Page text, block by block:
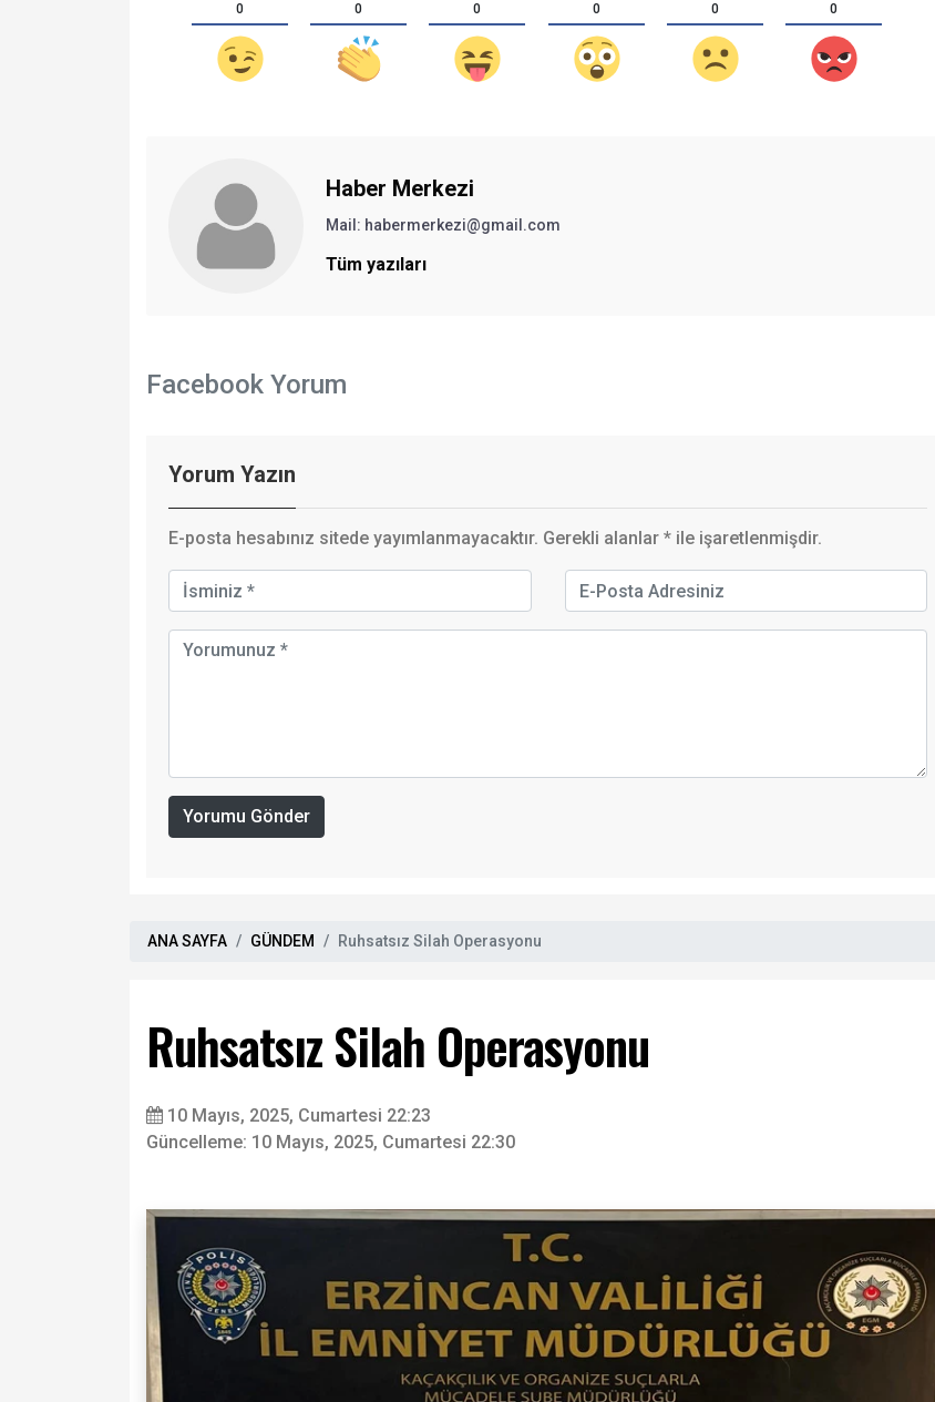
0 0 0 0 0 0
Haber Merkezi
Mail: habermerkezi@gmail.com
Tüm yazıları
Facebook Yorum
Yorum Yazın
E-posta hesabınız sitede yayımlanmayacaktır. Gerekli alanlar * ile işaretlenmişdir.
Yorumu Gönder
ANA SAYFA GÜNDEM Ruhsatsız Silah Operasyonu
Ruhsatsız Silah Operasyonu
10 Mayıs, 2025, Cumartesi 22:23
Güncelleme: 10 Mayıs, 2025, Cumartesi 22:30